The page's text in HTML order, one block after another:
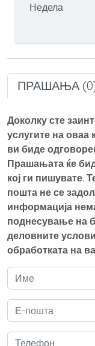
Недела
ПРАШАЊА
Доколку сте
услугите на оваа
ви биде
Прашањата ќе
кој ги пишувате.
пошта не се
информација
поднесување на
деловните
обработката на